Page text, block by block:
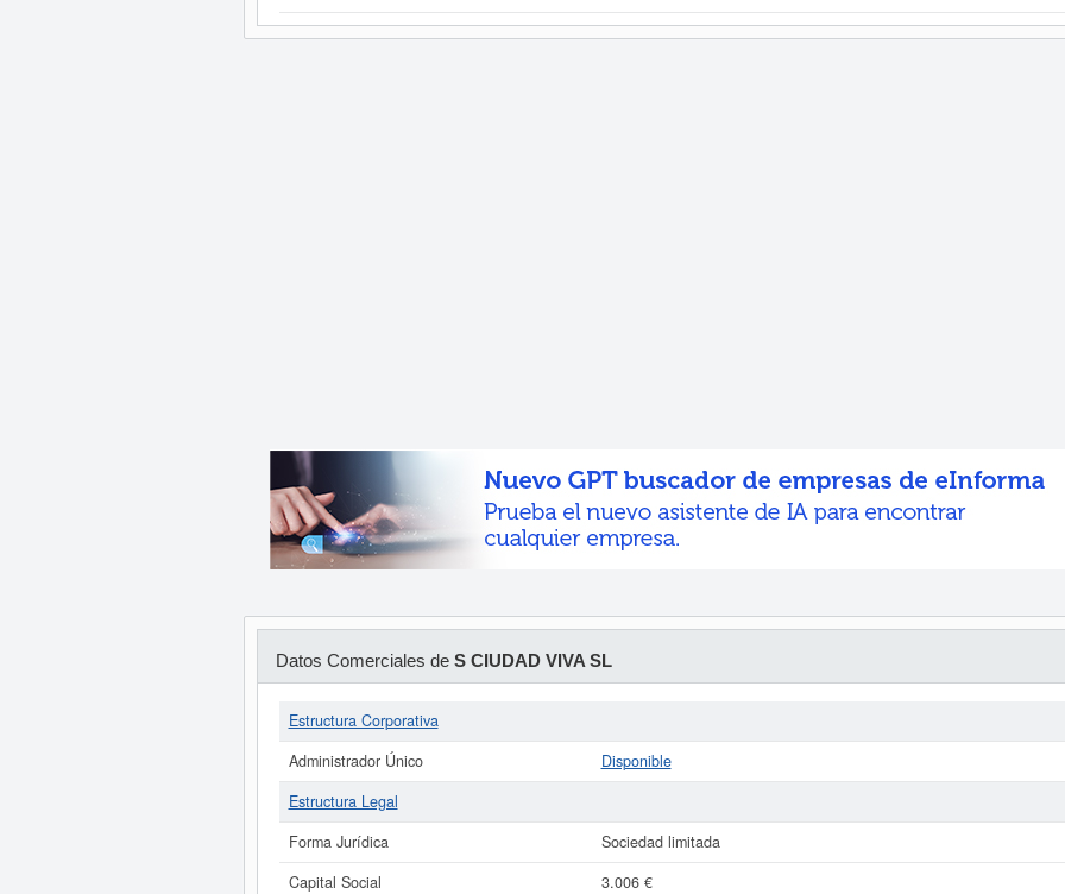
Datos Comerciales de S CIUDAD VIVA SL
Estructura Corporativa
Administrador Único
Disponible
Estructura Legal
Forma Jurídica
Sociedad limitada
Capital Social
3.006 €